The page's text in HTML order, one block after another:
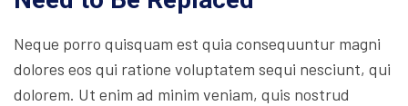
Neque porro quisquam est quia consequuntur magni
dolores eos qui ratione voluptatem sequi nesciunt, qui
dolorem. Ut enim ad minim veniam, quis nostrud